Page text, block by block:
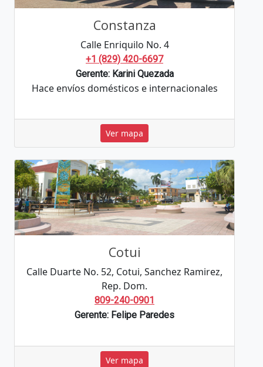
Constanza
Calle Enriquilo No. 4
+1 (829) 420-6697
Gerente: Karini Quezada
Hace envíos domésticos e internacionales
Ver mapa
Cotui
Calle Duarte No. 52, Cotui, Sanchez Ramirez,
Rep. Dom.
809-240-0901
Gerente: Felipe Paredes
Ver mapa